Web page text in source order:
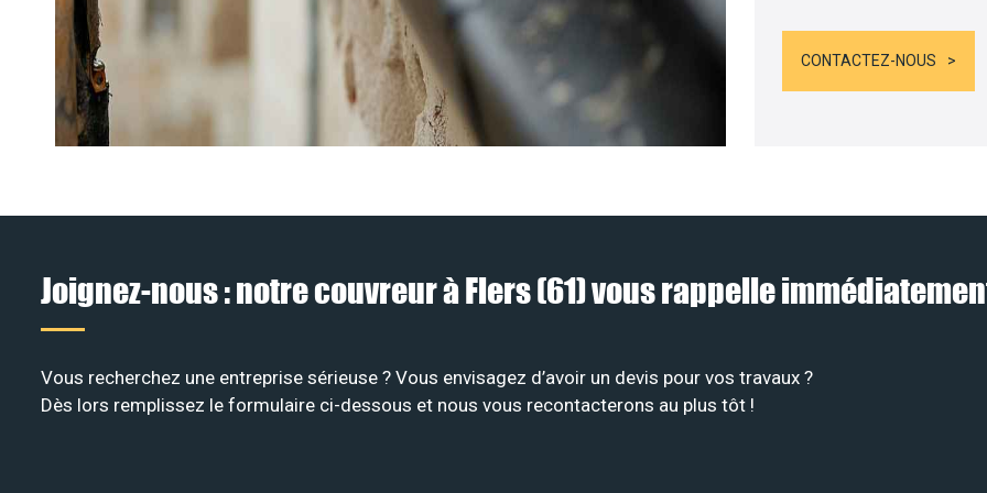
CONTACTEZ-NOUS
Joignez-nous : notre couvreur à Flers (61) vous rappelle
Vous recherchez une entreprise sérieuse ? Vous envisagez d’avoir un devis pour vos travaux ?
Dès lors remplissez le formulaire ci-dessous et nous vous recontacterons au plus tôt !